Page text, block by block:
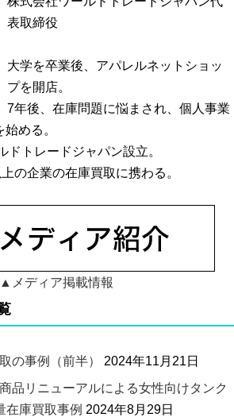
表取締役
大学を卒業後、アパレルネットショッ
プを開店。
7年後、在庫問題に悩まされ、個人事業
める。
ドトレードジャパン設立。
の企業の在庫買取に携わる。
▲メディア掲載情報
の事例（前半）
2024年11月21日
品リニューアルによる女性向けタンク
在庫買取事例 2024年8月29日